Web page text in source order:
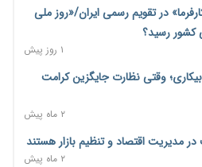
بلاگرهای پردرآمد مشمول پرداخت
۱ روز پیش
پیش‌بینی افزایش تولید برنج؛ نیاز وارداتی کشور به ۵۰۰ هزار تن
۱ روز پیش
امضای تفاهم‌نامه تجاری ایران و پاکستان؛ هدف‌گذاری تجارت ۱۰
کارفرما» در تقویم رسمی ایران/«روز ملی
کشور رسید؟
۱ روز پیش
وقتی نظارت جایگزین کرامت
۲ ماه پیش
مدیریت اقتصاد و تنظیم بازار هستند
۲ ماه پیش